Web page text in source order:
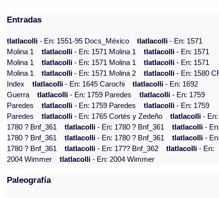
Entradas
tlatlacolli- En: 1551-95 Docs_México tlatlacolli- En: 1571
Molina 1
tlatlacolli- En: 1571 Molina 1 tlatlacolli- En: 1571
Molina 1
tlatlacolli- En: 1571 Molina 1 tlatlacolli- En: 1571
Molina 1
tlatlacolli- En: 1571 Molina 2 tlatlacolli- En: 1580
Index
tlatlacolli- En: 1645 Carochi tlatlacolli- En: 1692
Guerra
tlatlacolli- En: 1759 Paredes tlatlacolli- En: 1759
Paredes
tlatlacolli- En: 1759 Paredes tlatlacolli- En: 1759
Paredes
tlatlacolli- En: 1765 Cortés y Zedeño tlatlacolli- En:
1780 ? Bnf_361
tlatlacolli- En: 1780 ? Bnf_361 tlatlacolli-
1780 ? Bnf_361
tlatlacolli- En: 1780 ? Bnf_361 tlatlacolli-
1780 ? Bnf_361
tlatlacolli- En: 17?? Bnf_362 tlatlacolli- En:
2004 Wimmer
tlatlacolli- En: 2004 Wimmer
Paleografía